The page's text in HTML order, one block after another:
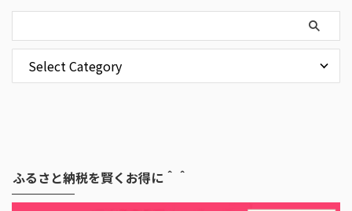
ふるさと納税を賢くお得に＾＾